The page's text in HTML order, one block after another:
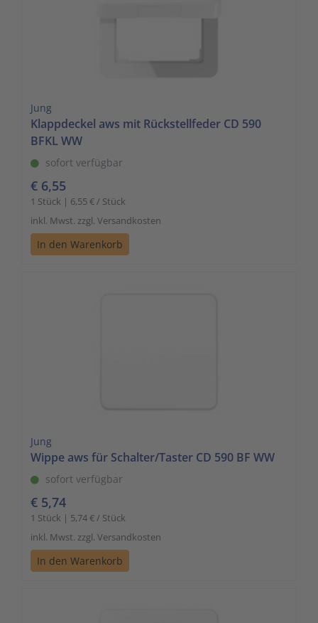
Jung
Klappdeckel aws mit Rückstellfeder CD 590
BFKL WW
sofort verfügbar
€ 6,55
1 Stück | 6,55 € / Stück
inkl. Mwst. zzgl. Versandkosten
In den Warenkorb
Jung
Wippe aws für Schalter/Taster CD 590 BF WW
sofort verfügbar
€ 5,74
1 Stück | 5,74 € / Stück
inkl. Mwst. zzgl. Versandkosten
In den Warenkorb